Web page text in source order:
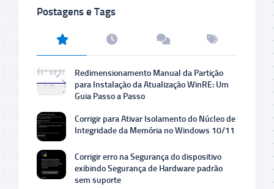
Postagens e Tags
Redimensionamento Manual da Partição
para Instalação da Atualização WinRE: Um
Guia Passo a Passo
Corrigir para Ativar Isolamento do Núcleo de
Integridade da Memória no Windows 10/11
Corrigir erro na Segurança do dispositivo
exibindo Segurança de Hardware padrão
sem suporte